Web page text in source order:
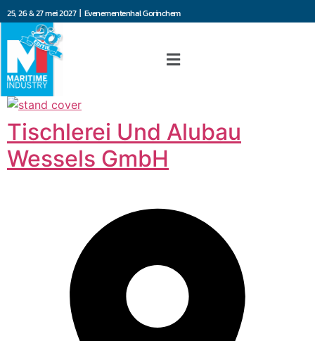
25, 26 & 27 mei 2027 | Evenementenhal Gorinchem
Tischlerei Und Alubau
Wessels GmbH